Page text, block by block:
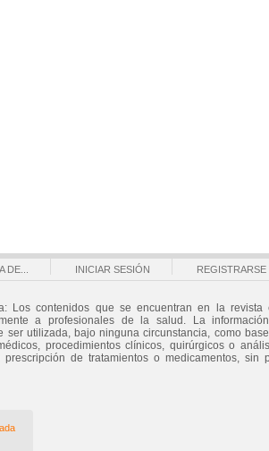
DE... INICIAR SESIÓN REGISTRARSE
Los contenidos que se encuentran en la revista
a profesionales de la salud. La
ser utilizada, bajo ninguna circunstancia, como
procedimientos clínicos, quirúrgicos o
de tratamientos o medicamentos, sin